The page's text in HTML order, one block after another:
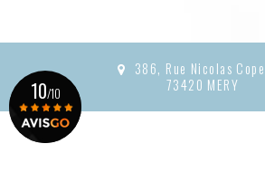
386, Rue Nicolas
73420 MERY
10/10